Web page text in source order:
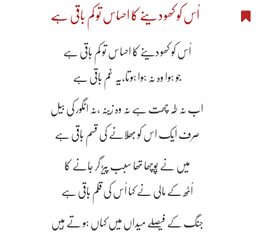
اُس کو کھو دینے کا احساس تو کم باقی ہے
اُس کو کھو دینے کا احساس تو کم باقی ہے
جو ہوا وہ نہ ہوا ہوتا،یہ غم باقی ہے
اب نہ طہ چھت ہے نہ وہ زینہ ،نہ انگور کی بَیل
صرف ایک اس کو بھُلانے کی قسم باقی ہے
میں نے پُوچھا تھا سبب پیڑ گر جانے کا
اُٹھ کے مالی نے کہا اُس کی قلم باقی ہے
جنگ کے فیصلے میداں میں کہاں ہو تے ہیں